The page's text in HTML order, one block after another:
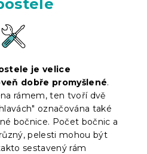
je velice
dobře promyšlené.
rámem, ten tvoří dvě
označována také
bočnice. Počet bočnic a
pelesti mohou být
sestavený rám